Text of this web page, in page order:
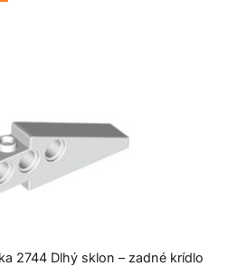
2744 Dlhý sklon – zadné krídlo